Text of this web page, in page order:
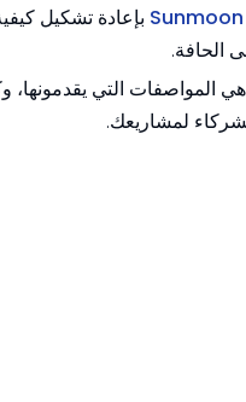
Sunmoon بإعادة تشكيل
الحافة.
التي يقدمونها،